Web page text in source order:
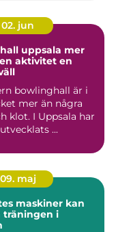
02. jun
uppsala mer
aktivitet en
bowlinghall är i
mer än några
klot. I Uppsala har
...
09. maj
maskiner kan
träningen i